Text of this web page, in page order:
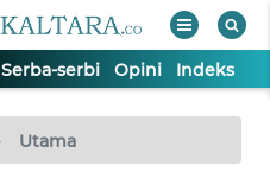
Serba-serbi Opini Indeks
Utama